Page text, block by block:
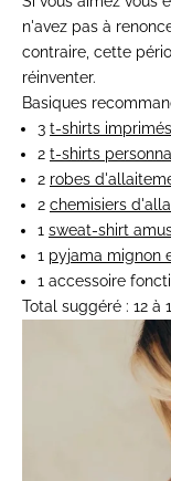
n'avez pas à
contraire, cette
réinventer.
Basiques
3 t-shirts imprimés
2 t-shirts
2 robes
2 chemisiers
1 sweat-shirt
1 pyjama mignon
1 accessoire
Total suggéré : 12 à